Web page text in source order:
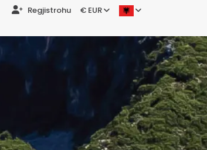
Regjistrohu € EUR